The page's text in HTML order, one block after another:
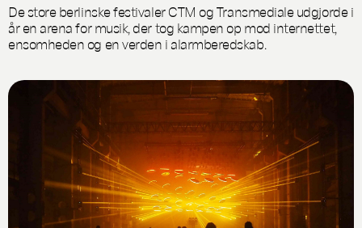
De store berlinske festivaler CTM og Transmediale udgjorde i
år en arena for musik, der tog kampen op mod internettet,
ensomheden og en verden i alarmberedskab.